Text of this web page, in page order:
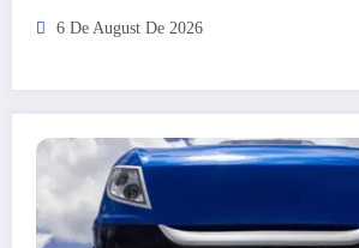
6 De August De 2026